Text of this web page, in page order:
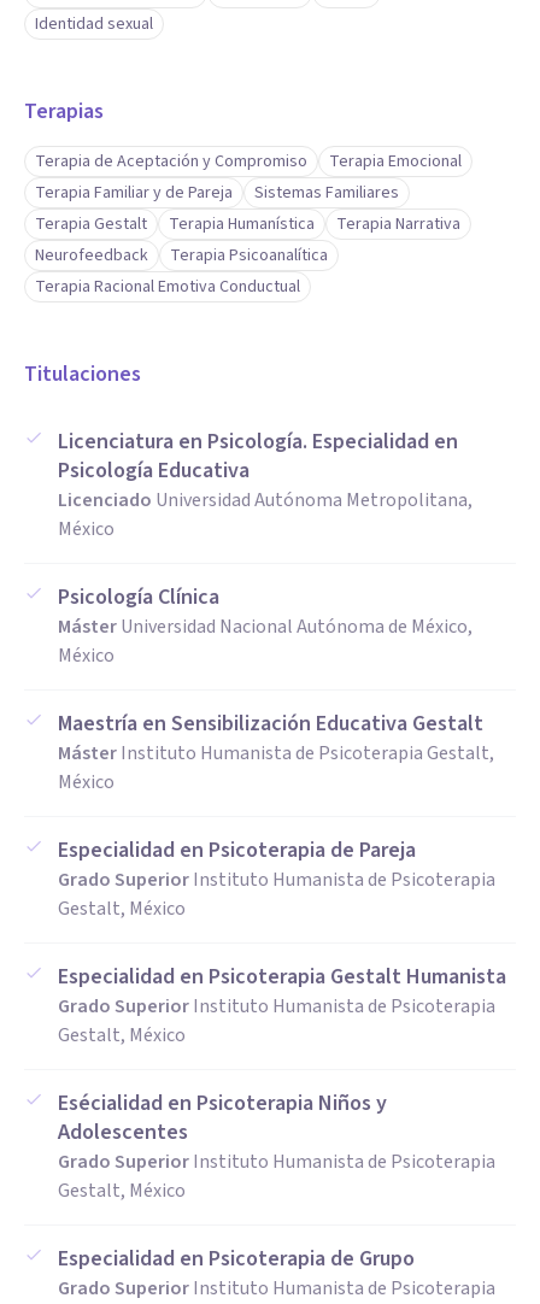
Identidad sexual
Terapias
Terapia de Aceptación y Compromiso
Terapia Emocional
Terapia Familiar y de Pareja
Sistemas Familiares
Terapia Gestalt
Terapia Humanística
Terapia Narrativa
Neurofeedback
Terapia Psicoanalítica
Terapia Racional Emotiva Conductual
Titulaciones
Licenciatura en Psicología. Especialidad en
Psicología Educativa
Licenciado Universidad Autónoma Metropolitana,
México
Psicología Clínica
MásterUniversidad Nacional Autónoma de México,
México
Maestría en Sensibilización Educativa Gestalt
MásterInstituto Humanista de Psicoterapia Gestalt,
México
Especialidad en Psicoterapia de Pareja
Grado SuperiorInstituto Humanista de Psicoterapia
Gestalt, México
Especialidad en Psicoterapia Gestalt Humanista
Grado SuperiorInstituto Humanista de Psicoterapia
Gestalt, México
Esécialidad en Psicoterapia Niños y
Adolescentes
Grado SuperiorInstituto Humanista de Psicoterapia
Gestalt, México
Especialidad en Psicoterapia de Grupo
Grado SuperiorInstituto Humanista de Psicoterapia